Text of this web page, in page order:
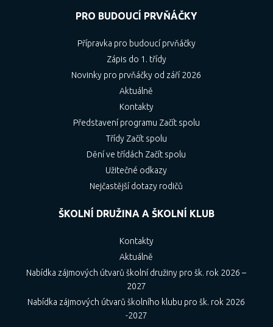
které se umístí na stejném pořadí (stejné
losování.
Místem trvalého pobytu se podle zákona č.
133/2000 Sb., o evidenci obyvatel a rodných
číslech a o změně některých zákonů (zákon
o evidenci obyvatel), ve znění pozdějších
předpisů, rozumí „adresa pobytu občana v
České republice, která je vedena v registru
obyvatel ve formě referenční vazby (kódu
adresního místa) na referenční údaj o
adrese v základním registru územní
občan zvolí zpravidla v místě, kde má rodinu,
mít jen jedno místo trvalého pobytu, a to v
objektu, který je podle zvláštního právního
předpisu označen číslem popisným
číslem a který je určen pro bydlení,
PRO BUDOUCÍ PRVŇÁČKY
Přípravka pro budoucí prvňáčky
Zápis do 1. třídy
Novinky pro prvňáčky od září 2026
Aktuálně
Kontakty
Představení programu Začít spolu
Třídy Začít spolu
Dění ve třídách Začít spolu
Užitečné odkazy
Nejčastější dotazy rodičů
ŠKOLNÍ DRUŽINA A ŠKOLNÍ KLUB
Kontakty
Aktuálně
Nabídka zájmových útvarů školní družiny pro šk. rok 2026 –
2027
Nabídka zájmových útvarů školního klubu pro šk. rok 2026
-2027